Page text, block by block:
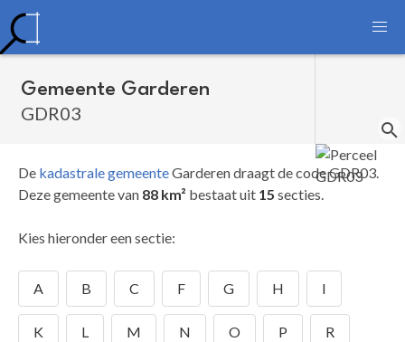
Gemeente Garderen
GDR03
De kadastrale gemeenteGarderen draagt de code GDR03.
Deze gemeente van 88 km² bestaat uit 15 secties.
Kies hieronder een sectie:
A B C F G H I
K L M N O P R